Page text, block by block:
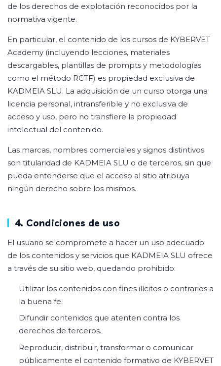
de los derechos de explotación reconocidos por la
normativa vigente.
En particular, el contenido de los cursos de KYBERVET
Academy (incluyendo lecciones, materiales
descargables, plantillas de prompts y metodologías
como el método RCTF) es propiedad exclusiva de
KADMEIA SLU. La adquisición de un curso otorga una
licencia personal, intransferible y no exclusiva de
acceso y uso, pero no transfiere la propiedad
intelectual del contenido.
Las marcas, nombres comerciales y signos distintivos
son titularidad de KADMEIA SLU o de terceros, sin que
pueda entenderse que el acceso al sitio atribuya
ningún derecho sobre los mismos.
4. Condiciones de uso
El usuario se compromete a hacer un uso adecuado
de los contenidos y servicios que KADMEIA SLU ofrece
a través de su sitio web, quedando prohibido:
Utilizar los contenidos con fines ilícitos o contrarios a
la buena fe.
Difundir contenidos que atenten contra los
derechos de terceros.
Reproducir, distribuir, transformar o comunicar
públicamente el contenido formativo de KYBERVET